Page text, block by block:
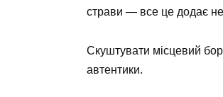
страви — все це додає
Скуштувати місцевий
автентики.